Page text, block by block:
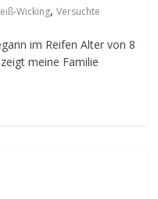
Wicking,Versuchte
im Reifen Alter von 8
meine Familie